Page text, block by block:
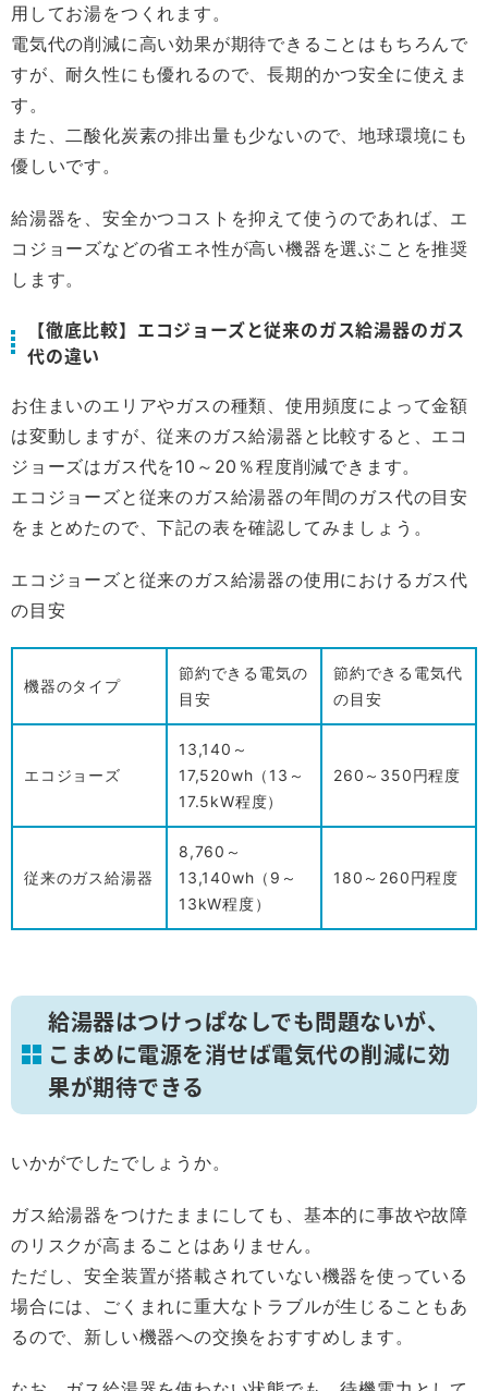
用してお湯をつくれます。
電気代の削減に高い効果が期待できることはもちろんで
すが、耐久性にも優れるので、長期的かつ安全に使えま
す。
また、二酸化炭素の排出量も少ないので、地球環境にも
優しいです。
給湯器を、安全かつコストを抑えて使うのであれば、エ
コジョーズなどの省エネ性が高い機器を選ぶことを推奨
します。
【徹底比較】エコジョーズと従来のガス給湯器のガス
代の違い
お住まいのエリアやガスの種類、使用頻度によって金額
は変動しますが、従来のガス給湯器と比較すると、エコ
ジョーズはガス代を10～20％程度削減できます。
エコジョーズと従来のガス給湯器の年間のガス代の目安
をまとめたので、下記の表を確認してみましょう。
エコジョーズと従来のガス給湯器の使用におけるガス代
の目安
機器のタイプ
節約できる電気の
目安
節約できる電気代
の目安
エコジョーズ
13,140～
17,520wh（13～
17.5kW程度）
260～350円程度
従来のガス給湯器
8,760～
13,140wh（9～
13kW程度）
180～260円程度
給湯器はつけっぱなしでも問題ないが、
こまめに電源を消せば電気代の削減に効
果が期待できる
いかがでしたでしょうか。
ガス給湯器をつけたままにしても、基本的に事故や故障
のリスクが高まることはありません。
ただし、安全装置が搭載されていない機器を使っている
場合には、ごくまれに重大なトラブルが生じることもあ
るので、新しい機器への交換をおすすめします。